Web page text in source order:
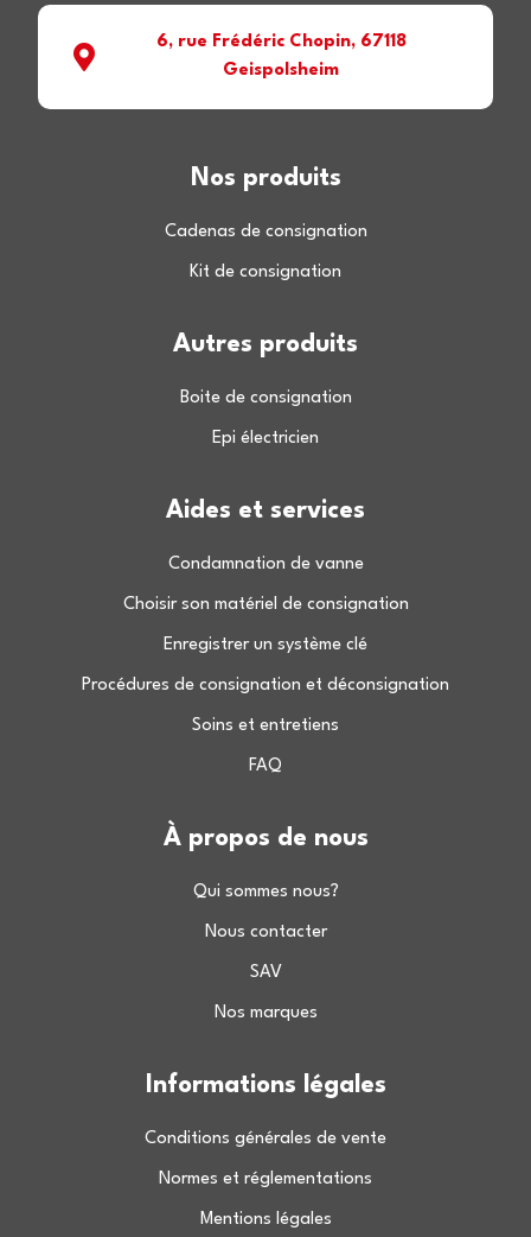
Nos produits
Cadenas de consignation
Kit de consignation
Autres produits
Boite de consignation
Epi électricien
Aides et services
Condamnation de vanne
Choisir son matériel de consignation
Enregistrer un système clé
Procédures de consignation et déconsignation
Soins et entretiens
FAQ
À propos de nous
Qui sommes nous?
Nous contacter
SAV
Nos marques
Informations légales
Conditions générales de vente
Normes et réglementations
Mentions légales
6, rue Frédéric Chopin, 67118
Geispolsheim